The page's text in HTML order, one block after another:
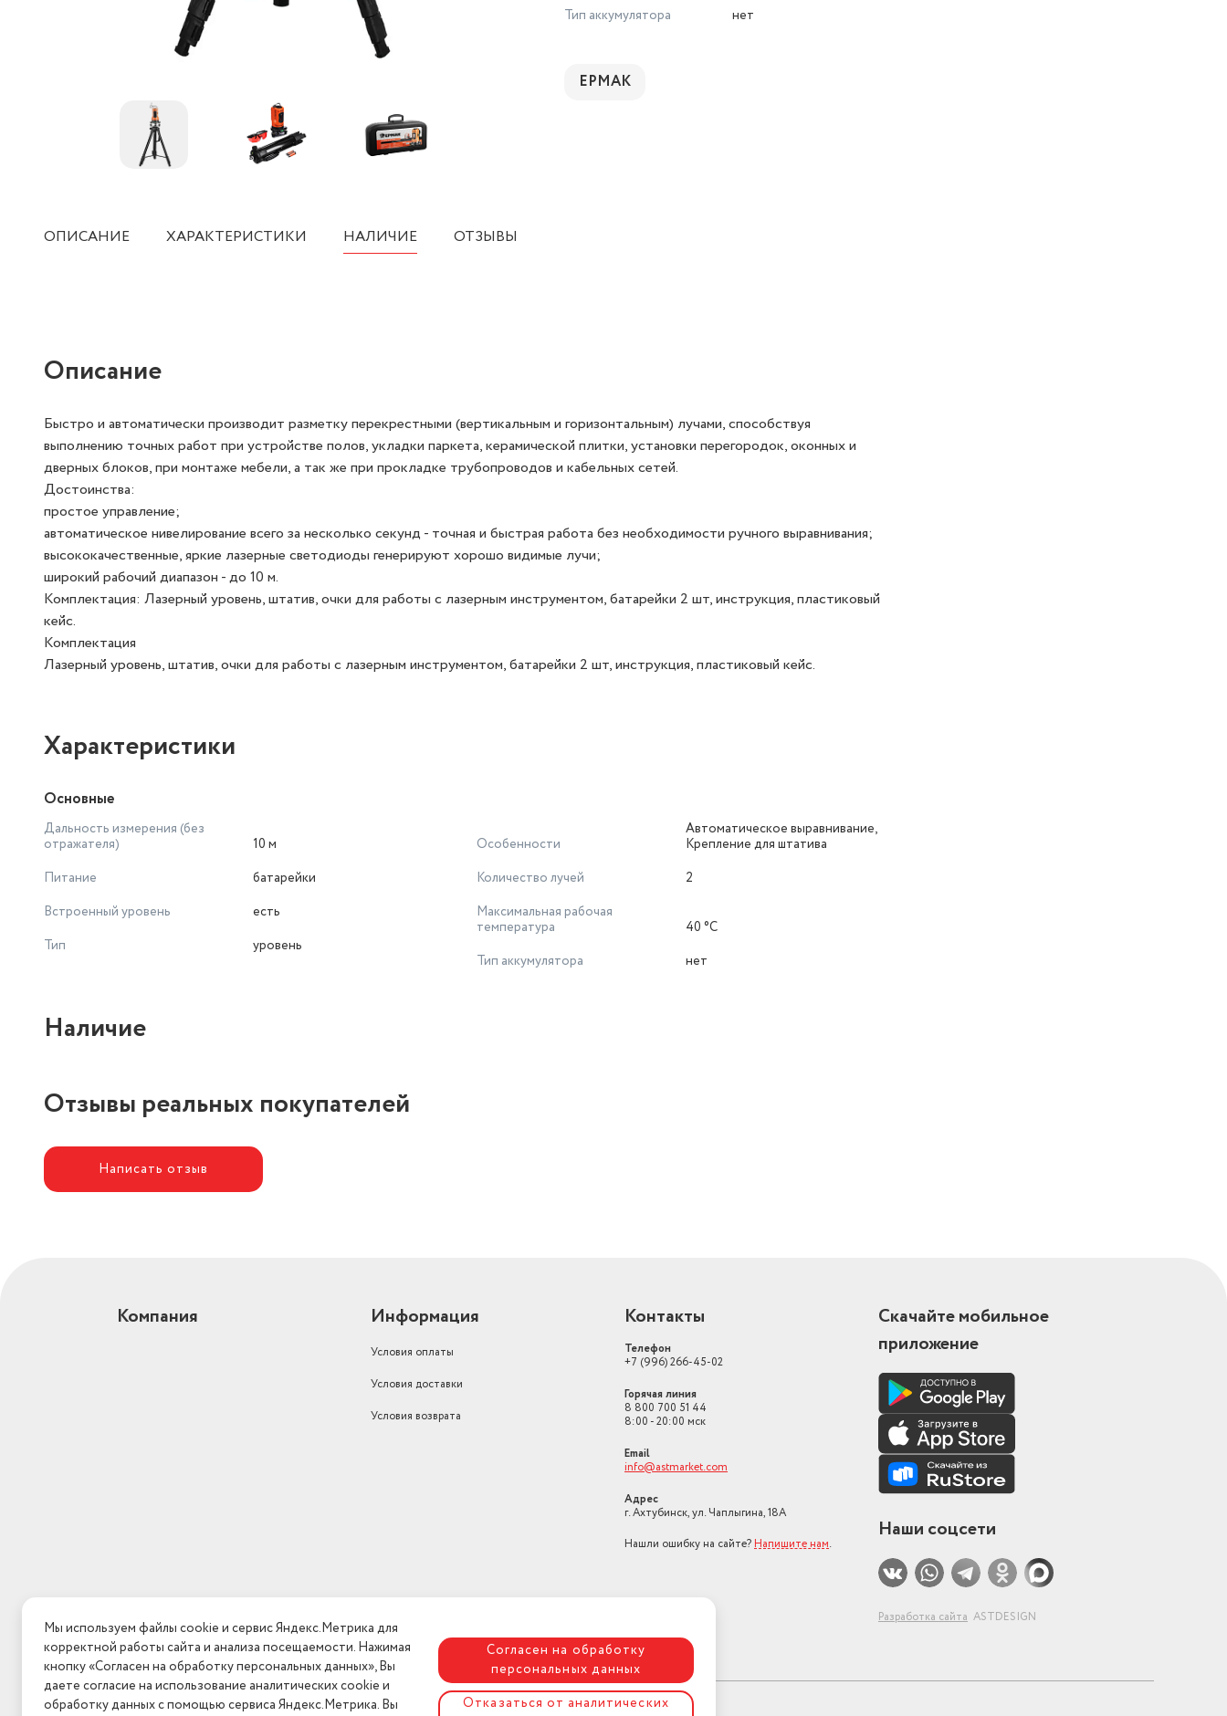
Тип аккумулятора
нет
ЕРМАК
ОПИСАНИЕ ХАРАКТЕРИСТИКИ НАЛИЧИЕ ОТЗЫВЫ
Описание
Быстро и автоматически производит разметку перекрестными (вертикальным и горизонтальным) лучами, способствуя
выполнению точных работ при устройстве полов, укладки паркета, керамической плитки, установки перегородок, оконных и
дверных блоков, при монтаже мебели, а так же при прокладке трубопроводов и кабельных сетей.
Достоинства:
простое управление;
автоматическое нивелирование всего за несколько секунд - точная и быстрая работа без необходимости ручного выравнивания;
высококачественные, яркие лазерные светодиоды генерируют хорошо видимые лучи;
широкий рабочий диапазон - до 10 м.
Комплектация: Лазерный уровень, штатив, очки для работы с лазерным инструментом, батарейки 2 шт, инструкция, пластиковый
кейс.
Комплектация
Лазерный уровень, штатив, очки для работы с лазерным инструментом, батарейки 2 шт, инструкция, пластиковый кейс.
Характеристики
Основные
Дальность измерения (без
отражателя)
10 м
Питание
батарейки
Встроенный уровень
есть
Тип
уровень
Особенности
Автоматическое выравнивание,
Крепление для штатива
Количество лучей
2
Максимальная рабочая
температура
40 °С
Тип аккумулятора
нет
Наличие
Отзывы реальных покупателей
Написать отзыв
Компания Информация
Условия оплаты
Условия доставки
Условия возврата
Контакты
Телефон
+7 (996) 266-45-02
Горячая линия
8 800 700 51 44
8:00 - 20:00 мск
Email
info@astmarket.com
Адрес
г. Ахтубинск, ул. Чаплыгина, 18А
Нашли ошибку на сайте? Напишите нам.
Скачайте мобильное
приложение
Наши соцсети
Разработка сайта ASTDESIGN
Мы используем файлы cookie и сервис Яндекс.Метрика для
корректной работы сайта и анализа посещаемости. Нажимая
кнопку «Согласен на обработку персональных данных», Вы
даете согласие на использование аналитических cookie и
обработку данных с помощью сервиса Яндекс.Метрика. Вы
Согласен на обработку
персональных данных
Отказаться от аналитических